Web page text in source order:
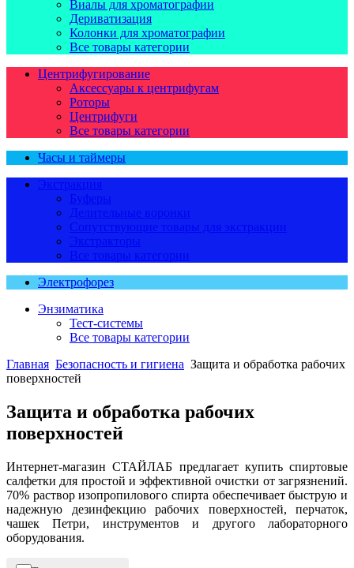
Виалы для хроматографии
Дериватизация
Колонки для хроматографии
Все товары категории
Центрифугирование
Аксессуары к центрифугам
Роторы
Центрифуги
Все товары категории
Часы и таймеры
Экстракция
Буферы
Делительные воронки
Сопутствующие товары для экстракции
Экстракторы
Все товары категории
Электрофорез
Энзиматика
Тест-системы
Все товары категории
Главная Безопасность и гигиена Защита и обработка рабочих
поверхностей
Защита и обработка рабочих
поверхностей
Интернет-магазин СТАЙЛАБ предлагает купить спиртовые
салфетки для простой и эффективной очистки от загрязнений.
70% раствор изопропилового спирта обеспечивает быструю и
надежную дезинфекцию рабочих поверхностей, перчаток,
чашек Петри, инструментов и другого лабораторного
оборудования.